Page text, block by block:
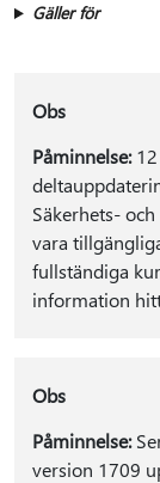
Gäller för
Obs
Påminnelse:12
Säkerhets-
vara
fullständiga
information
Obs
Påminnelse:
version 1709